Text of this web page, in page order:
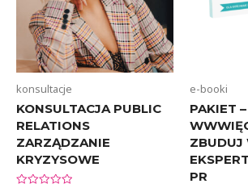
konsultacje
KONSULTACJA PUBLIC
RELATIONS
ZARZĄDZANIE
KRYZYSOWE
e-booki
PAKIET
ZBUDUJ
PR